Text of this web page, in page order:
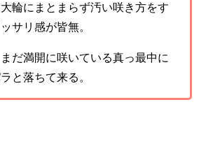
輪にまとまらず汚い咲き方をす
サリ感が皆無。
だ満開に咲いている真っ最中に
と落ちて来る。